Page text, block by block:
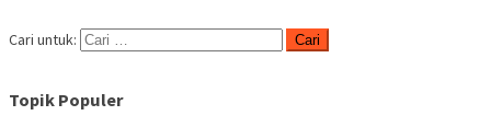
Cari untuk:
Topik Populer